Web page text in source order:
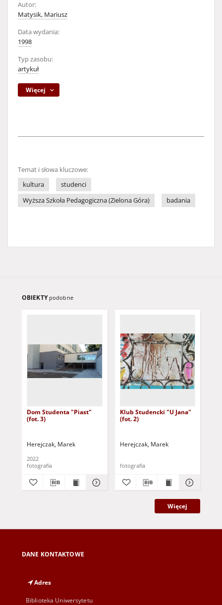
Autor:
Matysik, Mariusz
Data wydania:
1998
Typ zasobu:
artykuł
Więcej
Temat i słowa kluczowe:
kultura
studenci
Wyższa Szkoła Pedagogiczna (Zielona Góra)
badania
OBIEKTY podobne
Dom Studenta "Piast"
(fot. 3)
Herejczak, Marek
2022
fotografia
Klub Studencki "U Jana"
(fot. 2)
Herejczak, Marek
fotografia
Więcej
DANE KONTAKTOWE
Adres
Biblioteka Uniwersytetu